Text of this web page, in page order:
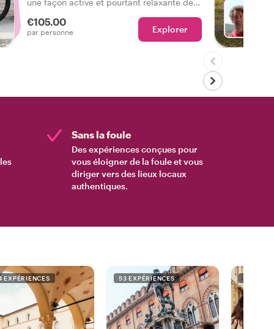
une façon active et pourtant relaxante de
de superbes parcs, des pistes cyclables et
la ville vous attendent !
€105.00
par personne Explorer
Sans la foule
Des expériences conçues pour
vous éloigner de la foule et vous
diriger vers des lieux locaux
authentiques.
EXPÉRIENCES 53 EXPÉRIENCES